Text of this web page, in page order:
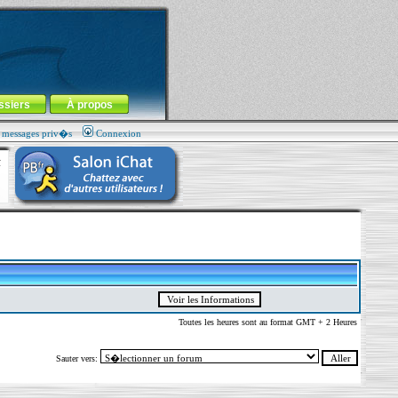
À propos
priv�s Connexion
Toutes les heures sont au format GMT + 2 Heures
Sauter vers: